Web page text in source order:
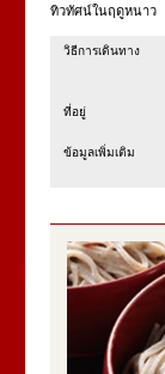
ทิวทัศน์ในฤดูหนาว
วิธีการเดินทาง
ที่อยู่
ข้อมูลเพิ่มเติม